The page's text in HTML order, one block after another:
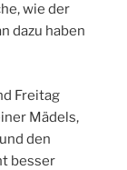
wie der
dazu haben
Freitag
Mädels,
den
besser